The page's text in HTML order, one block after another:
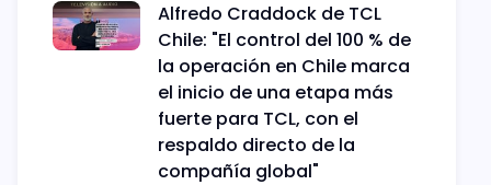
Alfredo Craddock de TCL
Chile: "El control del 100 % de
la operación en Chile marca
el inicio de una etapa más
fuerte para TCL, con el
respaldo directo de la
compañía global"